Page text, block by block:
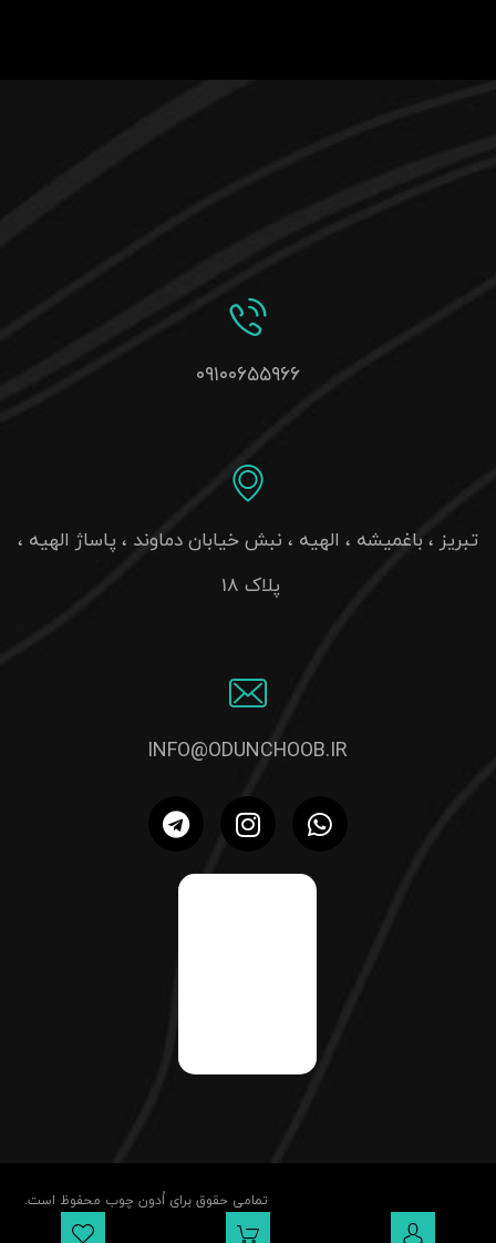
۰۹۱۰۰۶۵۵۹۶۶
تبریز ، باغمیشه ، الهیه ، نبش خیابان دماوند ، پاساژ الهیه ،
پلاک 18
INFO@ODUNCHOOB.IR
تمامی حقوق برای اُدون چوب محفوظ است.